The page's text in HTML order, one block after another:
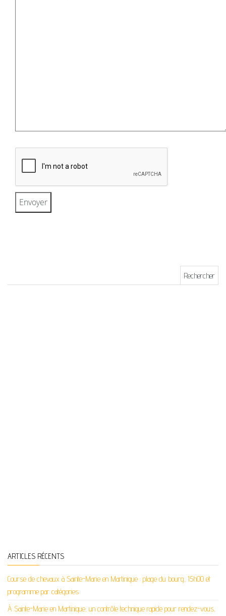
ARTICLES RÉCENTS
Course de chevaux à Sainte-Marie en Martinique : plage du bourg, 15h00 et
programme par catégories
À Sainte-Marie en Martinique, un contrôle technique rapide pour rendez-vous,